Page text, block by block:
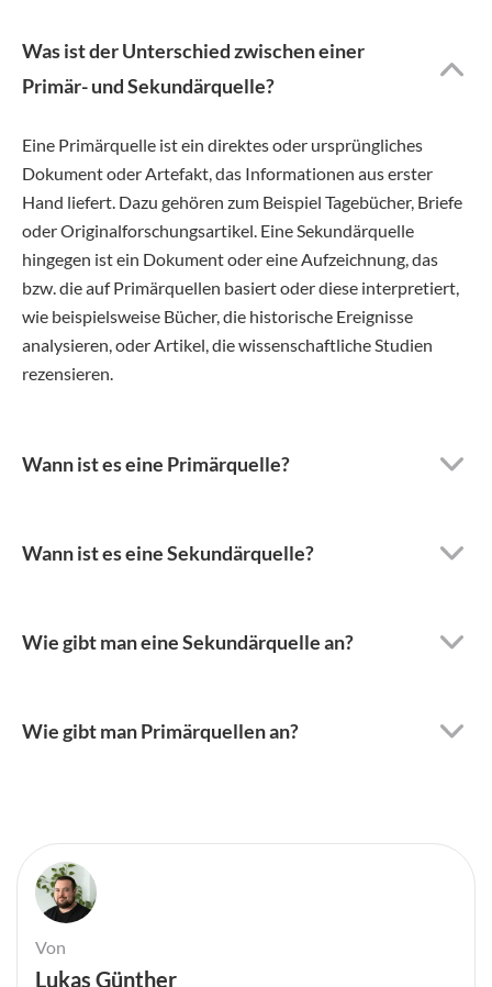
Was ist der Unterschied zwischen einer
Primär- und Sekundärquelle?
Eine Primärquelle ist ein direktes oder ursprüngliches
Dokument oder Artefakt, das Informationen aus erster
Hand liefert. Dazu gehören zum Beispiel Tagebücher, Briefe
oder Originalforschungsartikel. Eine Sekundärquelle
hingegen ist ein Dokument oder eine Aufzeichnung, das
bzw. die auf Primärquellen basiert oder diese interpretiert,
wie beispielsweise Bücher, die historische Ereignisse
analysieren, oder Artikel, die wissenschaftliche Studien
rezensieren.
Wann ist es eine Primärquelle?
Wann ist es eine Sekundärquelle?
Wie gibt man eine Sekundärquelle an?
Wie gibt man Primärquellen an?
Von
Lukas Günther